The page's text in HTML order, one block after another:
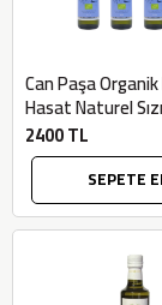
Can Paşa
Hasat Naturel
Zeytinyağı (4 adet
Bilgem Zeytincilik
2400 TL
SEPETE